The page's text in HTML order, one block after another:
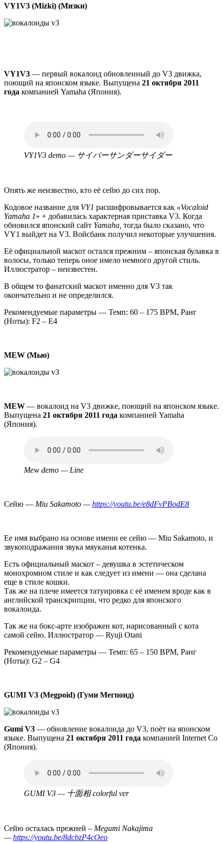
VY1V3 (Mizki) (Мизки)
VY1V3 — первый вокалоид обновленный до V3 движка,
поющий на японском языке. Выпущена 21 октября 2011
года компанией Yamaha (Япония).
файл
VY1V3 demo — サイバーサンダーサイダー
Опять же неизвестно, кто её сейю до сих пор.
Кодовое название для VY1 расшифровывается как «Vocaloid
Yamaha 1» + добавилась характерная приставка V3. Когда
обновился японский сайт Yamaha, тогда было сказано, что
VY1 выйдет на V3. Войсбанк получил некоторые улучшения.
Её официальной маскот остался прежним – японская булавка в
волосы, только теперь оное имело немного другой стиль.
Иллюстратор – неизвестен.
В общем то фанатский маскот именно для V3 так
окончательно и не определился.
Рекомендуемые параметры — Темп: 60 – 175 BPM, Ранг
(Ноты): F2 – E4
MEW (Мью)
MEW — вокалоид на V3 движке, поющий на японском языке.
Выпущена 21 октября 2011 года компанией Yamaha
(Япония).
файл
Mew demo — Line
Сейю — Miu Sakamoto —https://youtu.be/e8dFvPBodE8
Ее имя выбрано на основе имени ее сейю — Miu Sakamoto, и
звукоподражания звука мяуканья котенка.
Есть официальный маскот – девушка в эстетическом
монохромном стиле и как следует из имени — она сделана
еще в стиле кошки.
Так же на плече имеется татуировка с её именем вроде как в
английской транскрипции, что редко для японского
вокалоида.
Так же на бокс-арте изображен кот, нарисованный с кота
самой сейю. Иллюстратор — Ryuji Otani
Рекомендуемые параметры — Темп: 65 – 150 BPM, Ранг
(Ноты): G2 – G4
GUMI V3 (Megpoid) (Гуми Мегпоид)
Gumi V3 — обновление вокалоида до V3, поёт на японском
языке. Выпущена 21 октября 2011 года компанией Internet Co
(Япония).
файл
GUMI V3 — 十面相 colorful ver
Сейю осталась прежней – Megumi Nakajima
—https://youtu.be/8dcbzP4cOeo